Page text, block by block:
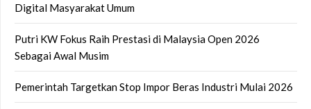
Digital Masyarakat Umum
Putri KW Fokus Raih Prestasi di Malaysia Open 2026
Sebagai Awal Musim
Pemerintah Targetkan Stop Impor Beras Industri Mulai 2026